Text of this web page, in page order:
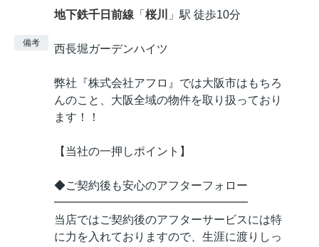
地下鉄千日前線 「 桜川 」駅 徒歩10分
備考 西長堀ガーデンハイツ
弊社『株式会社アフロ』では大阪市はもちろ
んのこと、大阪全域の物件を取り扱っており
ます！！
【当社の一押しポイント】
◆ご契約後も安心のアフターフォロー
━━━━━━━━━━━━━━━━━
当店ではご契約後のアフターサービスには特
に力を入れておりますので、生涯に渡りしっ